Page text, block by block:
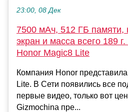
23:00, 08 Дек
7500 мАч, 512 ГБ
экран и масса всего 189
Honor Magic8 Lite
Компания Honor
Lite. В Сети появились все
первые видео, только вот
Gizmochina пре...